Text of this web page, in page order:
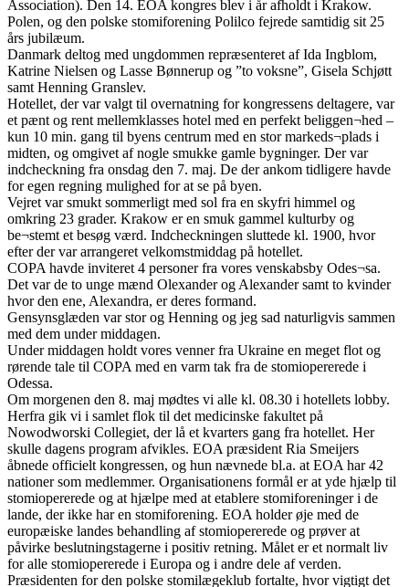
Association). Den 14. EOA kongres blev i år afholdt i Krakow.
Polen, og den polske stomiforening Polilco fejrede samtidig sit 25
års jubilæum.
Danmark deltog med ungdommen repræsenteret af Ida Ingblom,
Katrine Nielsen og Lasse Bønnerup og ”to voksne”, Gisela Schjøtt
samt Henning Granslev.
Hotellet, der var valgt til overnatning for kongressens deltagere, var
et pænt og rent mellemklasses hotel med en perfekt beliggen¬hed –
kun 10 min. gang til byens centrum med en stor markeds¬plads i
midten, og omgivet af nogle smukke gamle bygninger. Der var
indcheckning fra onsdag den 7. maj. De der ankom tidligere havde
for egen regning mulighed for at se på byen.
Vejret var smukt sommerligt med sol fra en skyfri himmel og
omkring 23 grader. Krakow er en smuk gammel kulturby og
be¬stemt et besøg værd. Indcheckningen sluttede kl. 1900, hvor
efter der var arrangeret velkomstmiddag på hotellet.
COPA havde inviteret 4 personer fra vores venskabsby Odes¬sa.
Det var de to unge mænd Olexander og Alexander samt to kvinder
hvor den ene, Alexandra, er deres formand.
Gensynsglæden var stor og Henning og jeg sad naturligvis sammen
med dem under middagen.
Under middagen holdt vores venner fra Ukraine en meget flot og
rørende tale til COPA med en varm tak fra de stomiopererede i
Odessa.
Om morgenen den 8. maj mødtes vi alle kl. 08.30 i hotellets lobby.
Herfra gik vi i samlet flok til det medicinske fakultet på
Nowodworski Collegiet, der lå et kvarters gang fra hotellet. Her
skulle dagens program afvikles. EOA præsident Ria Smeijers
åbnede officielt kongressen, og hun nævnede bl.a. at EOA har 42
nationer som medlemmer. Organisationens formål er at yde hjælp til
stomiopererede og at hjælpe med at etablere stomiforeninger i de
lande, der ikke har en stomiforening. EOA holder øje med de
europæiske landes behandling af stomiopererede og prøver at
påvirke beslutningstagerne i positiv retning. Målet er et normalt liv
for alle stomiopererede i Europa og i andre dele af verden.
Præsidenten for den polske stomilægeklub fortalte, hvor vigtigt det